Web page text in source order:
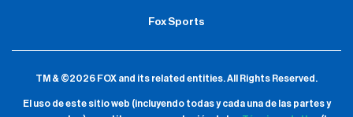
Fox Sports
TM & ©2026 FOX and its related entities.All Rights Reserved.
El uso de este sitio web (incluyendo todas y cada una de las partes y